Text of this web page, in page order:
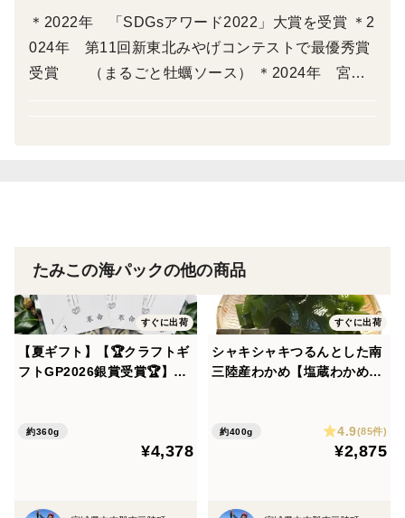
のままおつまみとして、アツアツご飯の上にのせて、お
召し上がりください。
・賞味期限 冷凍保存1ヶ月
＃南三陸産
＃コロナで困っています
＃お酒のおつまみ
＃海の恵み
＊2022年 「SDGsアワード2022」大賞を受賞 ＊2
024年 第11回新東北みやげコンテストで最優秀賞
受賞 （まるごと牡蠣ソース） ＊2024年 宮城
たみこの海パックの他の商品
すぐに出荷
【夏ギフト】【🏆クラフトギ
フトGP2026銀賞受賞🏆】1/3
単ごちそう
約360g
¥4,378
すぐに出荷
シャキシャキつるんとした南
三陸産わかめ【塩蔵わかめ】
約400g 4.9(85件)
¥2,875